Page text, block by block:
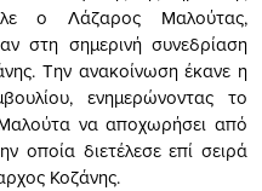
ο Λάζαρος Μαλούτας,
στη σημερινή συνεδρίαση
Την ανακοίνωση έκανε η
ενημερώνοντας το
να αποχωρήσει από
οποία διετέλεσε επί σειρά
Κοζάνης.